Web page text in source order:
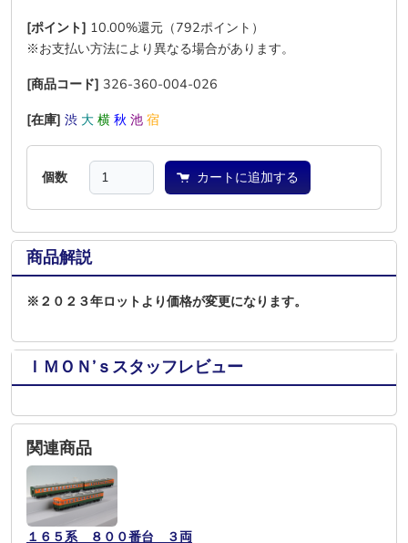
[ポイント] 10.00%還元（792ポイント）
※お支払い方法により異なる場合があります。
[商品コード] 326-360-004-026
[在庫] 渋 大 横 秋 池 宿
個数 カートに追加する
商品解説
※２０２３年ロットより価格が変更になります。
ＩＭＯＮ’ｓスタッフレビュー
関連商品
１６５系 ８００番台 ３両